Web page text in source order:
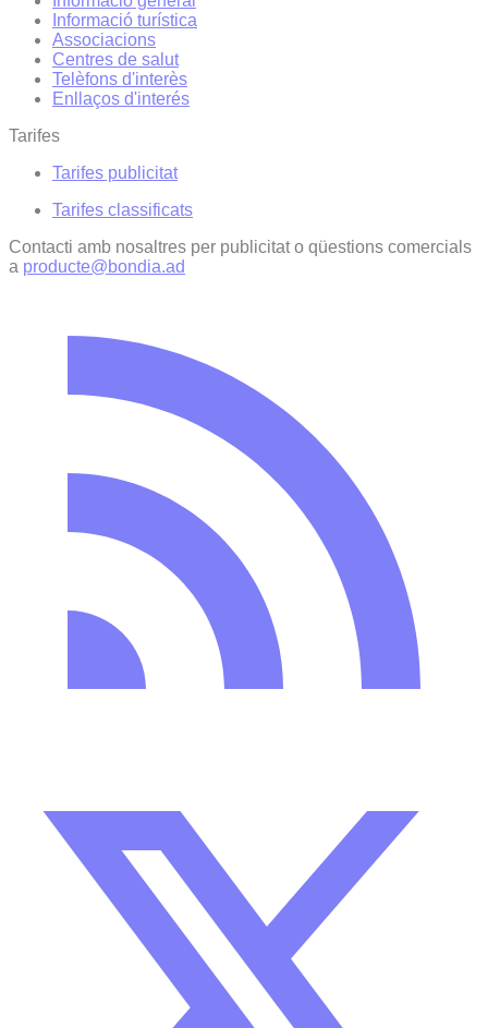
Informació turística
Associacions
Centres de salut
Telèfons d'interès
Enllaços d'interés
Tarifes
Tarifes publicitat
Tarifes classificats
Contacti amb nosaltres per publicitat o qüestions comercials
a producte@bondia.ad